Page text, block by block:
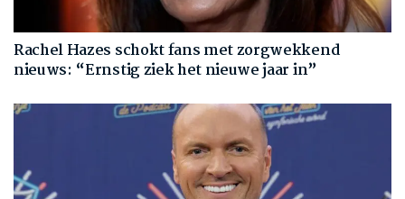
Rachel Hazes schokt fans met zorgwekkend
nieuws: “Ernstig ziek het nieuwe jaar in”